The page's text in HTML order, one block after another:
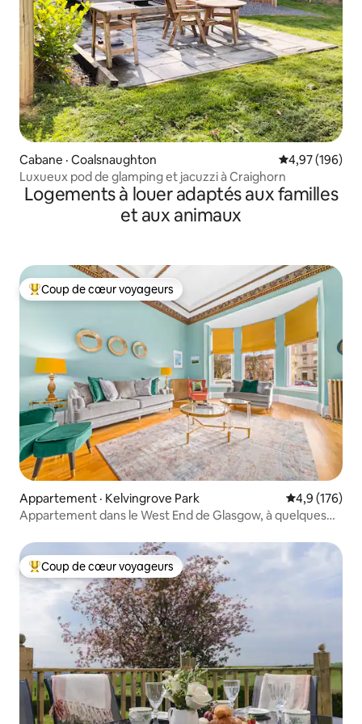
Cabane · Coalsnaughton Note
4,97 (196)
Luxueux pod de glamping et jacuzzi à Craighorn
Logements à louer adaptés aux familles
et aux animaux
Coup de cœur voyageurs parmi les plus aimés
Coup de cœur voyageurs
Appartement · Kelvingrove Park Note
4,9 (176)
Appartement dans le West End de Glasgow, à quelques
Coup de cœur voyageurs parmi les plus aimés
Coup de cœur voyageurs